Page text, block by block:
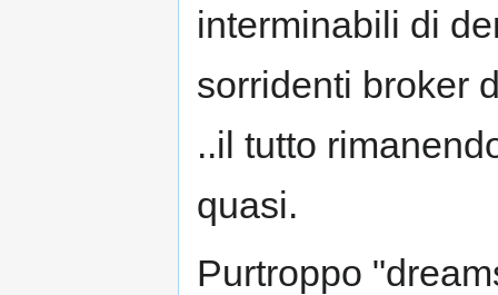
interminabili di
sorridenti broker
..il tutto
quasi.
Purtroppo